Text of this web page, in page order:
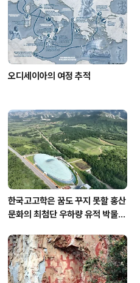
오디세이아의 여정 추적
한국고고학은 꿈도 꾸지 못할 홍산
문화의 최첨단 우하량 유적 박물관